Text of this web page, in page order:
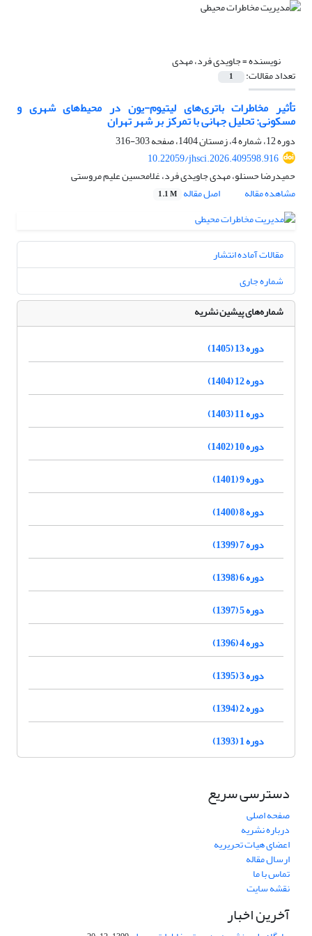
نویسنده =جاویدی فرد، مهدی
تعداد مقالات: 1
تأثیر مخاطرات باتری‌های لیتیوم-یون در محیط‌های شهری و
مسکونی: تحلیل جهانی با تمرکز بر شهر تهران
دوره 12، شماره 4، زمستان 1404، صفحه
303-316
10.22059/jhsci.2026.409598.916
حمیدرضا حسنلو، مهدی جاویدی فرد، غلامحسین علیم مروستی
مشاهده مقاله
اصل مقاله 1.1 M
مقالات آماده انتشار
شماره جاری
شماره‌های پیشین نشریه
دوره 13 (1405)
دوره 12 (1404)
دوره 11 (1403)
دوره 10 (1402)
دوره 9 (1401)
دوره 8 (1400)
دوره 7 (1399)
دوره 6 (1398)
دوره 5 (1397)
دوره 4 (1396)
دوره 3 (1395)
دوره 2 (1394)
دوره 1 (1393)
دسترسی سریع
صفحه اصلی
درباره نشریه
اعضای هیات تحریریه
ارسال مقاله
تماس با ما
نقشه سایت
آخرین اخبار